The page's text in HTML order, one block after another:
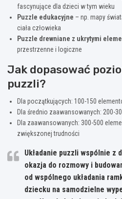
fascynujące dla dzieci w tym wieku
Puzzle edukacyjne – np. mapy
ciała człowieka
Puzzle drewniane z ukrytymi
przestrzenne i logiczne
Jak dopasować
puzzli?
Dla początkujących: 100-150
Dla średnio zaawansowanych: 200-
Dla zaawansowanych: 300-500
zwiększonej trudności
Układanie puzzli wspólnie z
okazja do rozmowy i
od wspólnego układania
dziecku na samodzielne